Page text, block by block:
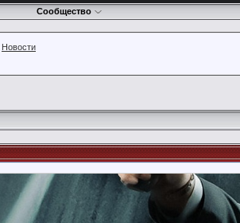
Сообщество
Новости